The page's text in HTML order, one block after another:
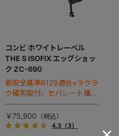
コンビ ホワイトレーベル
THE S ISOFIX エッグショッ
ク ZC-690
新安全基準R129適合×ラクラ
ク確実取付。セパレート構造
で安全性と使いやすさにこだ
わった「THE S（ザ・エ
ス）」のスタンダードモデ
￥75,900
4.3 （3）